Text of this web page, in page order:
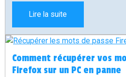
Lire la suite
Comment récupérer vos
Firefox sur un PC en panne